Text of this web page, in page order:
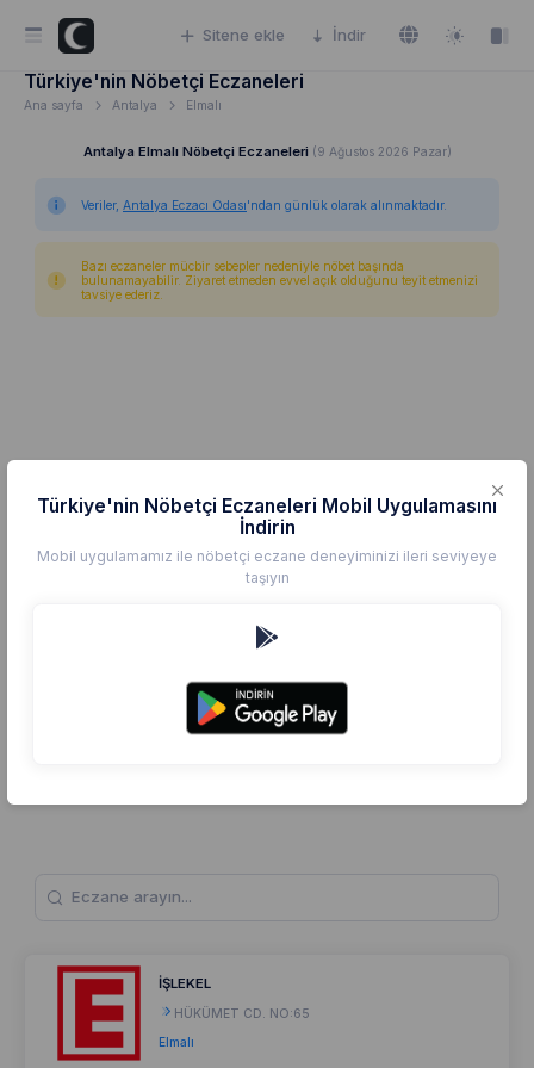
Sitene ekle İndir
Türkiye'nin Nöbetçi Eczaneleri
Ana sayfa Antalya Elmalı
Antalya Elmalı Nöbetçi Eczaneleri (9 Ağustos 2026 Pazar)
Veriler, Antalya Eczacı Odası'ndan günlük olarak alınmaktadır.
Bazı eczaneler mücbir sebepler nedeniyle nöbet başında
bulunamayabilir. Ziyaret etmeden evvel açık olduğunu teyit etmenizi
tavsiye ederiz.
İŞLEKEL
HÜKÜMET CD. NO:65
Elmalı
Türkiye'nin Nöbetçi Eczaneleri Mobil Uygulamasını
İndirin
Mobil uygulamamız ile nöbetçi eczane deneyiminizi ileri seviyeye
taşıyın